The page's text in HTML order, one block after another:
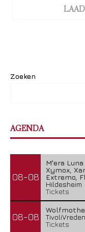
Zoeken
AGENDA
08-08
M'era
Xymox,
Extremo,
Hildesheim
Tickets
08-08
Tickets